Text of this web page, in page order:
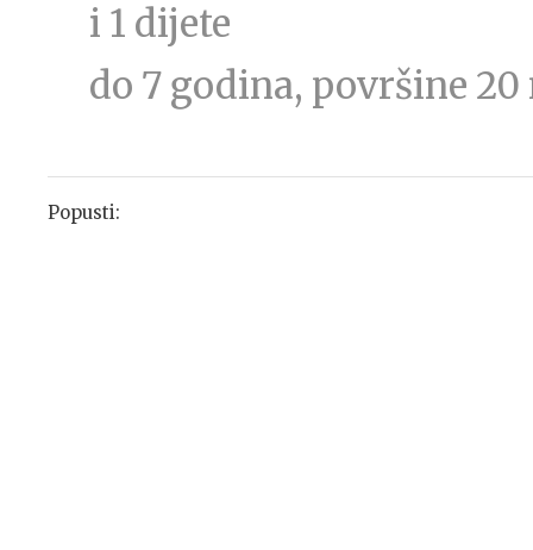
i 1 dijete
do 7 godina, površine 20
Popusti: